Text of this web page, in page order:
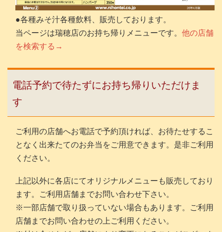
●各種みそ汁各種飲料、販売しております。
当ページは瑞穂店のお持ち帰りメニューです。 他の店舗
を検索する→
電話予約で待たずにお持ち帰りいただけま
す
ご利用の店舗へお電話で予約頂ければ、お待たせするこ
となく出来たてのお弁当をご用意できます。是非ご利用
ください。
上記以外に各店にてオリジナルメニューも販売しており
ます。ご利用店舗までお問い合わせ下さい。
※一部店舗で取り扱っていない場合もあります。ご利用
店舗までお問い合わせの上ご利用ください。